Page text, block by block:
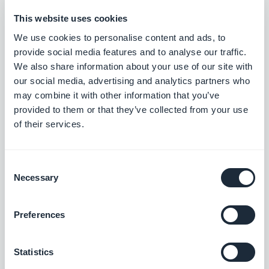
This website uses cookies
We use cookies to personalise content and ads, to
provide social media features and to analyse our traffic.
We also share information about your use of our site with
our social media, advertising and analytics partners who
may combine it with other information that you’ve
provided to them or that they’ve collected from your use
of their services.
Selection
Necessary
Preferences
Statistics
Microsoft Outlook
Yhdistä GoodBarber-sovellus Outlook-
sähköpostiin.
Vapaa
Hubspot
Yksinkertaista sisällön luomista OpenAI:n